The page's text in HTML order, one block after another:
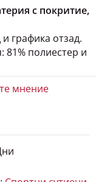
графика отзад.
полиестер и
мнение